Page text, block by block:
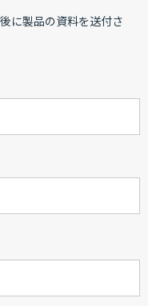
に製品の資料を送付さ